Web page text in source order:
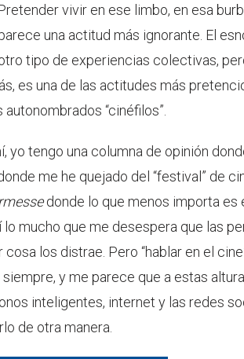
vivir en ese limbo, en esa
una actitud más ignorante. El
tipo de experiencias colectivas,
es una de las actitudes más
“cinéfilos”.
yo tengo una columna de opinión
me he quejado del “festival” de
donde lo que menos importa es
mucho que me desespera que las
los distrae. Pero “hablar en el
y me parece que a estas
inteligentes, internet y las redes
de otra manera.